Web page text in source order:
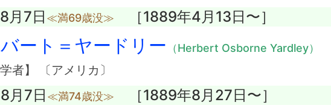
月7日 ≪満69歳没≫ ［1889年4月13日〜］
ート＝ヤードリー （Herbert Osborne Yardley）
学者】 〔アメリカ〕
月7日 ≪満74歳没≫ ［1889年8月27日〜］